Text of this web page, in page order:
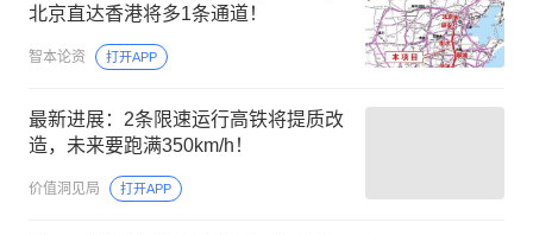
北京直达香港将多1条通道！
智本论资 打开APP
最新进展：2条限速运行高铁将提质改
造，未来要跑满350km/h！
价值洞见局 打开APP